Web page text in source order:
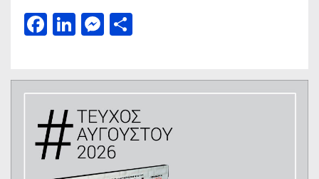
Facebook
LinkedIn
Messenger